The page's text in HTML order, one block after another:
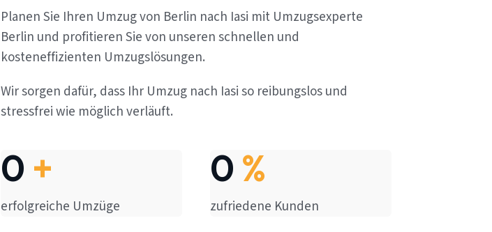
Planen Sie Ihren Umzug von Berlin nach Iasi mit Umzugsexperte
Berlin und profitieren Sie von unseren schnellen und
kosteneffizienten Umzugslösungen.
Wir sorgen dafür, dass Ihr Umzug nach Iasi so reibungslos und
stressfrei wie möglich verläuft.
0 +
erfolgreiche Umzüge
0 %
zufriedene Kunden